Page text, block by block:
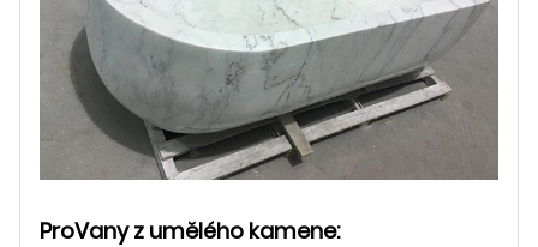
ProVany z umělého kamene: